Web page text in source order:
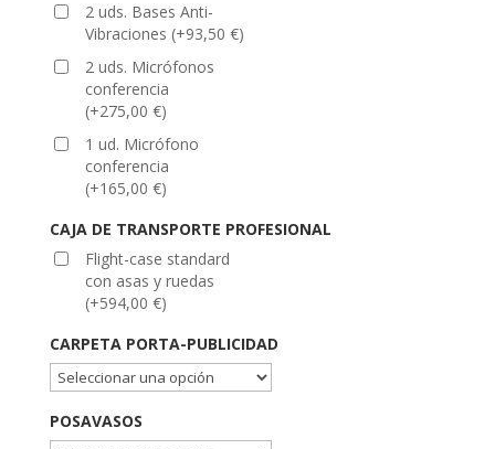
2 uds. Bases Anti-
Vibraciones (+93,50 €)
2 uds. Micrófonos
conferencia
(+275,00 €)
1 ud. Micrófono
conferencia
(+165,00 €)
CAJA DE TRANSPORTE PROFESIONAL
Flight-case standard
con asas y ruedas
(+594,00 €)
CARPETA PORTA-PUBLICIDAD
POSAVASOS